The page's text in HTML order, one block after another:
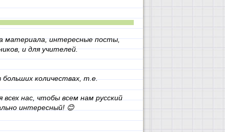
материала, интересные посты,
и для учителей.
количествах, т.е.
нас, чтобы всем нам русский
интересный! 😊